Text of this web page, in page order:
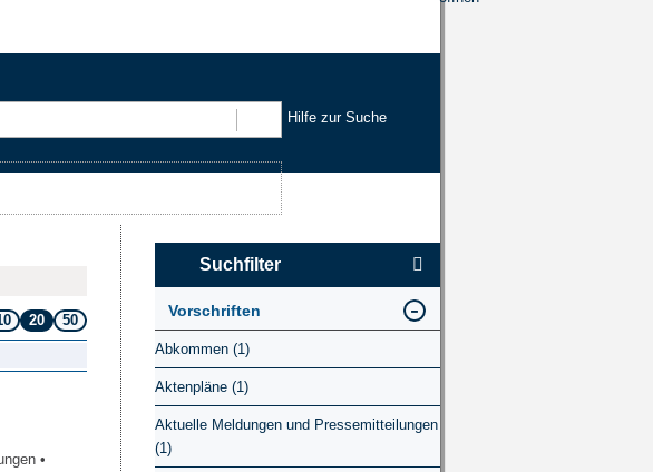
Hilfe zur Suche
20 50
•
Suchfilter
Vorschriften
Abkommen (1)
Aktenpläne (1)
Aktuelle Meldungen und Pressemitteilungen
(1)